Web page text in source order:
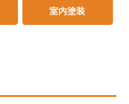
室内塗装